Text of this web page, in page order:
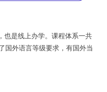
是线上办学。课程体系一共
国外语言等级要求，有国外当